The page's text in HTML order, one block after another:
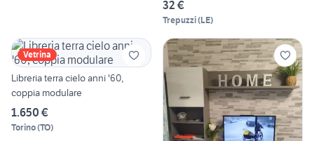
32 €
Trepuzzi(LE)
Vetrina
Libreria terra cielo anni '60,
coppia modulare
1.650 €
Torino(TO)